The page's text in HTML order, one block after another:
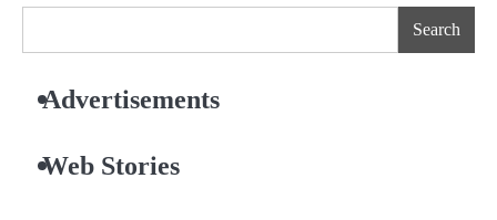
Search
Advertisements
Web Stories